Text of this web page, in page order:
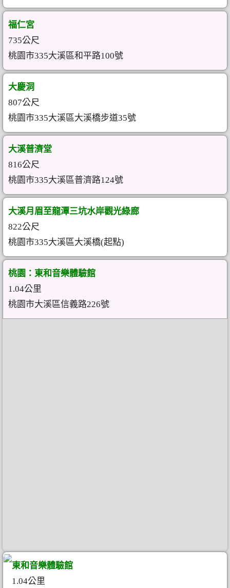
福仁宮
735公尺
桃園市335大溪區和平路100號
大慶洞
807公尺
桃園市335大溪區大溪橋步道35號
大溪普濟堂
816公尺
桃園市335大溪區普濟路124號
大溪月眉至龍潭三坑水岸觀光綠廊
822公尺
桃園市335大溪區大溪橋(起點)
桃園：東和音樂體驗館
1.04公里
桃園市大溪區信義路226號
東和音樂體驗館
1.04公里